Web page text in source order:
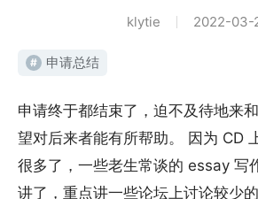
klytie 2022-03-
# 申请总结
申请终于都结束了，迫不及待地来
望对后来者能有所帮助。 因为 CD
很多了，一些老生常谈的 essay 写
讲了，重点讲一些论坛上讨论较少